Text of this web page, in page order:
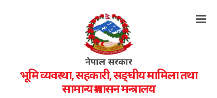
नेपाल सरकार
भूमि व्यवस्था, सहकारी, सङ्‍घीय मामिला तथा
सामान्य प्रशासन मन्त्रालय